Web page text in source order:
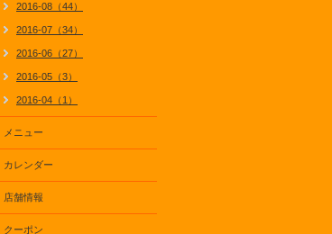
2016-08（44）
2016-07（34）
2016-06（27）
2016-05（3）
2016-04（1）
メニュー
カレンダー
店舗情報
クーポン